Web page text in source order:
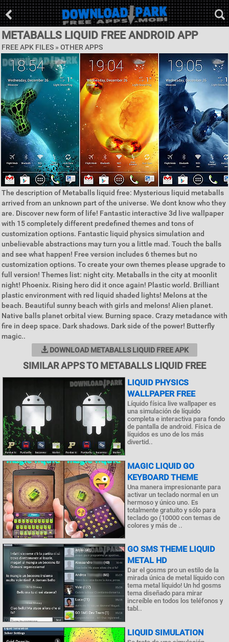
METABALLS LIQUID FREE ANDROID APP
FREE APK FILES » OTHER APPS
The description of Metaballs liquid free: Mysterious liquid metaballs
arrived from an unknown part of the universe. We dont know who they
are. Discover new form of life! Fantastic interactive 3d live wallpaper
with 15 completely different predefined themes and tons of
customization options. Fantastic liquid physics simulation and
unbelievable abstractions may turn you a little mad. Touch the balls
and see what happen! Free version includes 6 themes but no
customization options. To create your own themes please upgrade to
full version! Themes list: night city. Metaballs in the city at moonlit
night! Phoenix. Rising hero did it once again! Plastic world. Brilliant
plastic environment with red liquid shaded lights! Melons at the
beach. Beautiful sunny beach with girls and melons! Alien planet.
Native balls planet orbital view. Burning space. Crazy metadance with
fire in deep space. Dark shadows. Dark side of the power! Butterfly
magic..
DOWNLOAD METABALLS LIQUID FREE APK
SIMILAR APPS TO METABALLS LIQUID FREE
LIQUID PHYSICS
WALLPAPER FREE
Líquido física live wallpaper es
una simulación de líquido
completa e interactiva para fondo
de pantalla de android. Física de
líquidos es uno de los más
divertid..
MAGIC LIQUID GO
KEYBOARD THEME
Una manera impresionante para
activar un teclado normal en un
hermoso y único uno. Es
totalmente gratuito y sólo para
teclado go (10000 con temas de
colores y más de ..
GO SMS THEME LIQUID
METAL HD
Dar el gosms pro un estilo de la
mirada única de metal líquido con
tema metal líquido! Un hd gosms
tema diseñado para mirar
increíble en todos los teléfonos y
tabl..
LIQUID SIMULATION